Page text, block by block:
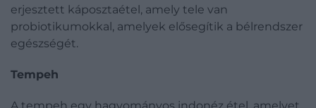
erjesztett káposztaétel, amely tele van
probiotikumokkal, amelyek elősegítik a bélrendszer
egészségét.
Tempeh